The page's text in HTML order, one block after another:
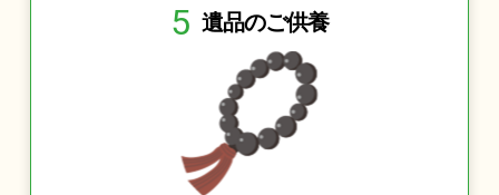
5 遺品のご供養